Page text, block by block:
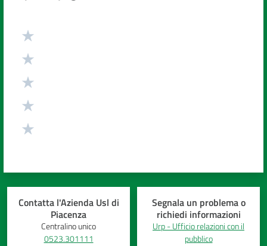
Contatta l'Azienda Usl di
Piacenza
Centralino unico
0523.301111
Segnala un problema o
richiedi informazioni
Urp - Ufficio relazioni con il
pubblico